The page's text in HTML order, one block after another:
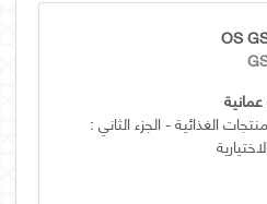
OS
الغذائية - الجزء الثاني :